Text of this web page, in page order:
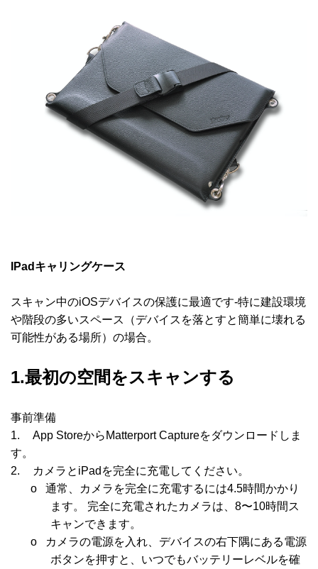
IPadキャリングケース
スキャン中のiOSデバイスの保護に最適です-特に建設環境
や階段の多いスペース（デバイスを落とすと簡単に壊れる
可能性がある場所）の場合。
1.最初の空間をスキャンする
事前準備
1.
App Storeから Matterport Captureをダウンロードしま
す。
2.
カメラと iPad を完全に充電してください。
o
通常、カメラを完全に充電するには4.5時間かかり
ます。 完全に充電されたカメラは、 8〜10時間ス
キャンできます。
o
カメラの電源を入れ、デバイスの右下隅にある電源
ボタンを押すと、いつでもバッテリーレベルを確